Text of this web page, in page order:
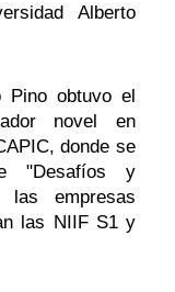
Alberto
obtuvo el
novel en
donde se
"Desafíos y
las empresas
las NIIF S1 y